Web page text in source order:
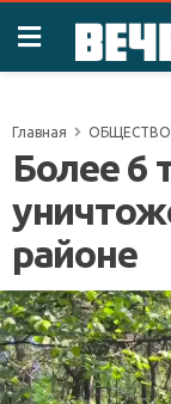
Главная ОБЩЕСТВО
Более 6
районе